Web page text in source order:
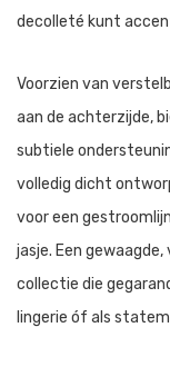
decolleté kunt
Voorzien van
aan de achterzijde,
subtiele
volledig dicht
voor een
jasje. Een
collectie die
lingerie óf als